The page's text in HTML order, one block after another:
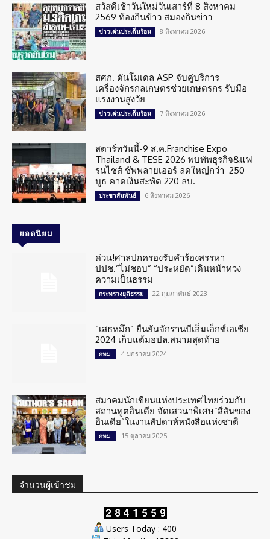
สวัสดีเช้าวันใหม่วันเสาร์ที่ 8 สิงหาคม
2569 ท้องกินข้าว สมองกินข่าว
ข่าวเด่นประเด็นร้อน 8 สิงหาคม 2026
สศก. ดันโมเดล ASP จับคู่บริการ
เครื่องจักรกลเกษตรช่วยเกษตรกร รับมือ
แรงงานสูงวัย
ข่าวเด่นประเด็นร้อน 7 สิงหาคม 2026
สตาร์ทวันนี้-9 ส.ค.Franchise Expo
Thailand & TESE 2026 พบทัพธุรกิจ&แฟ
รนไชส์ ซัพพลายเออร์ ลดใหญ่กว่า 250
บูธ คาดเงินสะพัด 220 ลบ.
ประชาสัมพันธ์ 6 สิงหาคม 2026
ยอดนิยม
ด่วน!ศาลปกครองรับคำร้องสรรหา
ปปช.”ไม่ชอบ” “ประหยัด”เดินหน้าทวง
ความเป็นธรรม
กระทรวงยุติธรรม 22 กุมภาพันธ์ 2023
“เสธหมึก” ยืนยันจักรานบีเอ็มเอ็กซ์เอเชีย
2024 เก็บแต้มอปล.สนามสุดท้าย
กทม. 4 มกราคม 2024
สมาคมนักเขียนแห่งประเทศไทยร่วมกับ
สถานทูตอินเดีย จัดเสวนาพิเศษ”สีสันของ
อินเดีย”ในงานสัปดาห์หนังสือแห่งชาติ
กทม. 15 ตุลาคม 2025
จำนวนผู้เข้าชม
Users Today : 400